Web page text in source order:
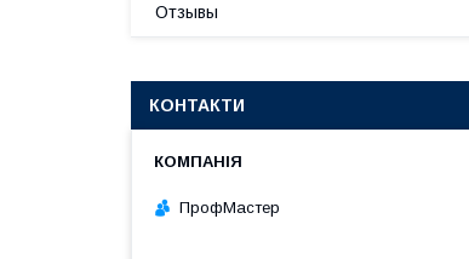
Отзывы
КОНТАКТИ
ПрофМастер